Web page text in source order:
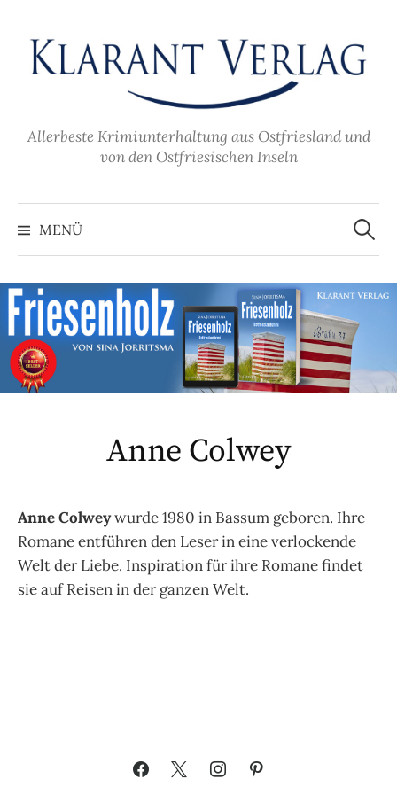
Inhalt
überspringen
Allerbeste Krimiunterhaltung aus Ostfriesland und
von den Ostfriesischen Inseln
MENÜ
Suche
nach:
Anne Colwey
Anne Colweywurde 1980 in Bassum geboren. Ihre
Romane entführen den Leser in eine verlockende
Welt der Liebe. Inspiration für ihre Romane findet
sie auf Reisen in der ganzen Welt.